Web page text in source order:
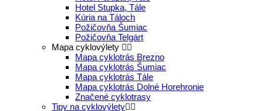
Hotel Stupka, Tále
Kúria na Táloch
Požičovňa Šumiac
Požičovňa Telgárt
Mapa cyklovýlety
Mapa cyklotrás Brezno
Mapa cyklotrás Šumiac
Mapa cyklotrás Tále
Mapa cyklotrás Dolné Horehronie
Značené cyklotrasy
Tipy na cyklovýlety